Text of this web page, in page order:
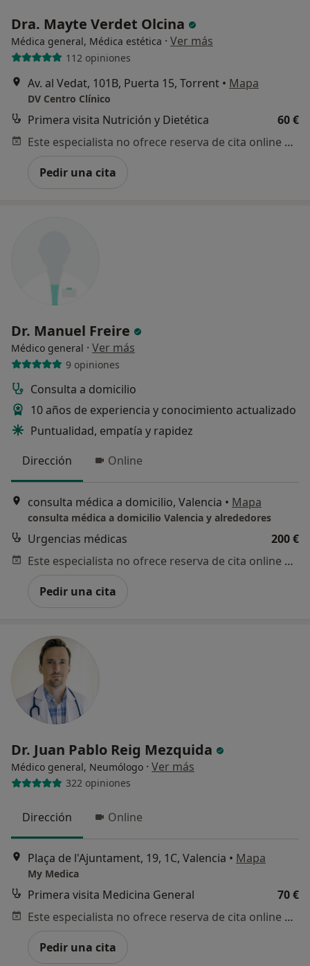
Dra. Mayte Verdet Olcina
Médica general, Médica estética · Ver más
112 opiniones
Av. al Vedat, 101B, Puerta 15, Torrent • Mapa
DV Centro Clínico
Primera visita Nutrición y Dietética
60 €
Este especialista no ofrece reserva de cita online en esta dirección.
Pedir una cita
Dr. Manuel Freire
Médico general · Ver más
9 opiniones
Consulta a domicilio
10 años de experiencia y conocimiento actualizado
Puntualidad, empatía y rapidez
Dirección
Online
consulta médica a domicilio, Valencia • Mapa
consulta médica a domicilio Valencia y alrededores
Urgencias médicas
200 €
Este especialista no ofrece reserva de cita online en esta dirección.
Pedir una cita
Dr. Juan Pablo Reig Mezquida
Médico general, Neumólogo · Ver más
322 opiniones
Dirección Online
Plaça de l'Ajuntament, 19, 1C, Valencia • Mapa
My Medica
Primera visita Medicina General
70 €
Este especialista no ofrece reserva de cita online en esta dirección.
Pedir una cita